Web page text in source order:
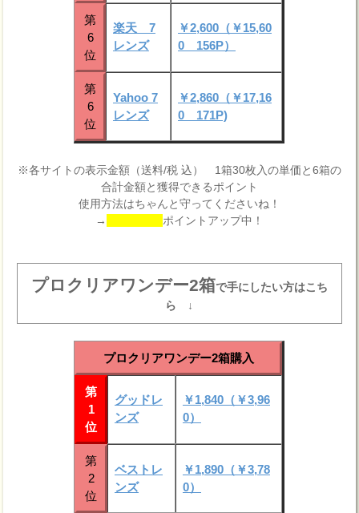
第
6
位
楽天 7
レンズ
￥2,600（￥15,60
0 156P）
第
6
位
Yahoo 7
レンズ
￥2,860（￥17,16
0 171P)
※各サイトの表示金額（送料/税 込） 1箱30枚入の単価と6箱の
合計金額と獲得できるポイント
使用方法はちゃんと守ってくださいね！
→
ポイントアップ中！
プロクリアワンデー2箱で手にしたい方はこち
ら ↓
プロクリアワンデー2箱購入
第
1
位
グッドレ
ンズ
￥1,840（￥3,96
0）
第
2
位
ベストレ
ンズ
￥1,890（￥3,78
0）